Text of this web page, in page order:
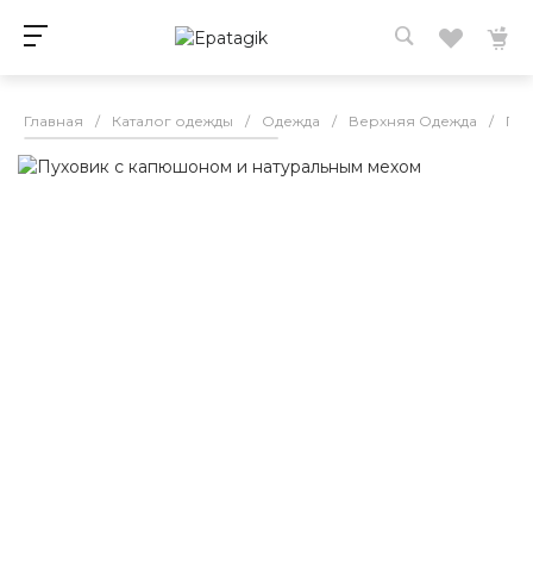
Главная / Каталог одежды / Одежда / Верхняя Одежда /